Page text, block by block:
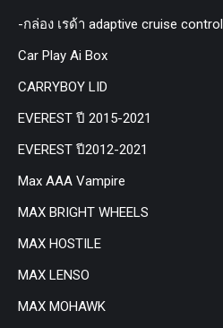
-กล่อง เรด้า adaptive cruise control
Car Play Ai Box
CARRYBOY LID
EVEREST ปี 2015-2021
EVEREST ปี2012-2021
Max AAA Vampire
MAX BRIGHT WHEELS
MAX HOSTILE
MAX LENSO
MAX MOHAWK